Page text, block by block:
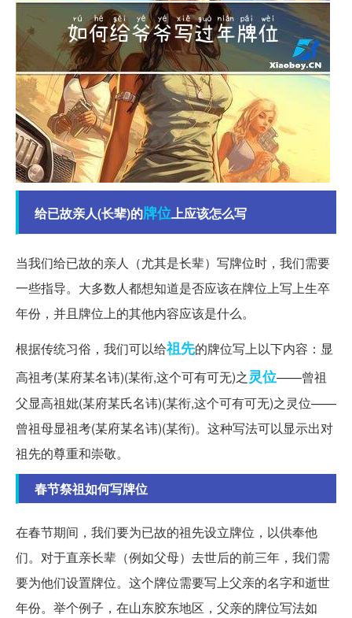
给已故亲人(长辈)的牌位上应该怎么写
当我们给已故的亲人（尤其是长辈）写牌位时，我们需要
一些指导。大多数人都想知道是否应该在牌位上写上生卒
年份，并且牌位上的其他内容应该是什么。
根据传统习俗，我们可以给祖先的牌位写上以下内容：显
高祖考(某府某名讳)(某衔,这个可有可无)之灵位——曾祖
父显高祖妣(某府某氏名讳)(某衔,这个可有可无)之灵位——
曾祖母显祖考(某府某名讳)(某衔)。这种写法可以显示出对
祖先的尊重和崇敬。
春节祭祖如何写牌位
在春节期间，我们要为已故的祖先设立牌位，以供奉他
们。对于直亲长辈（例如父母）去世后的前三年，我们需
要为他们设置牌位。这个牌位需要写上父亲的名字和逝世
年份。举个例子，在山东胶东地区，父亲的牌位写法如